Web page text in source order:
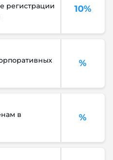
10%
регистрации
%
%
в